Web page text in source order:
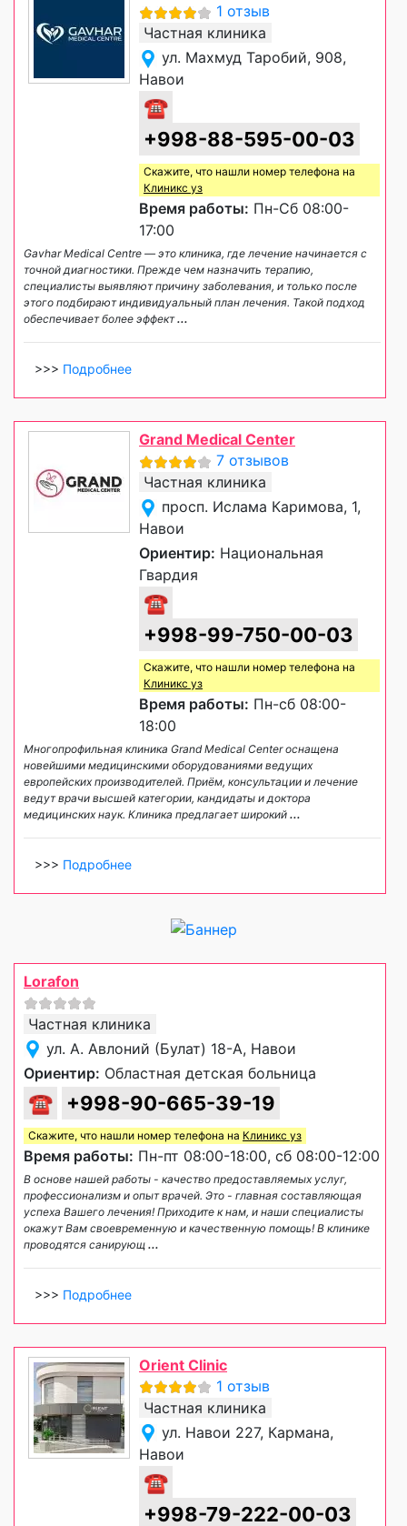
1 отзыв
Частная клиника
ул. Махмуд Таробий, 908,
Навои
☎
+998-88-595-00-03
Скажите, что нашли номер телефона на
Клиникс уз
Время работы: Пн-Сб 08:00-
17:00
Gavhar Medical Centre — это клиника, где лечение начинается с
точной диагностики. Прежде чем назначить терапию,
специалисты выявляют причину заболевания, и только после
этого подбирают индивидуальный план лечения. Такой подход
обеспечивает более эффект...
>>> Подробнее
Grand Medical Center
7 отзывов
Частная клиника
просп. Ислама Каримова, 1,
Навои
Ориентир: Национальная
Гвардия
☎
+998-99-750-00-03
Скажите, что нашли номер телефона на
Клиникс уз
Время работы: Пн-сб 08:00-
18:00
Многопрофильная клиника Grand Medical Center оснащена
новейшими медицинскими оборудованиями ведущих
европейских производителей. Приём, консультации и лечение
ведут врачи высшей категории, кандидаты и доктора
медицинских наук. Клиника предлагает широкий ...
>>> Подробнее
Lorafon
Частная клиника
ул. А. Авлоний (Булат) 18-А, Навои
Ориентир: Областная детская больница
☎ +998-90-665-39-19
Скажите, что нашли номер телефона на Клиникс уз
Время работы: Пн-пт 08:00-18:00, сб 08:00-12:00
В основе нашей работы - качество предоставляемых услуг,
профессионализм и опыт врачей. Это - главная составляющая
успеха Вашего лечения! Приходите к нам, и наши специалисты
окажут Вам своевременную и качественную помощь! В клинике
проводятся санирующ ...
>>> Подробнее
Orient Clinic
1 отзыв
Частная клиника
ул. Навои 227, Кармана,
Навои
☎
+998-79-222-00-03